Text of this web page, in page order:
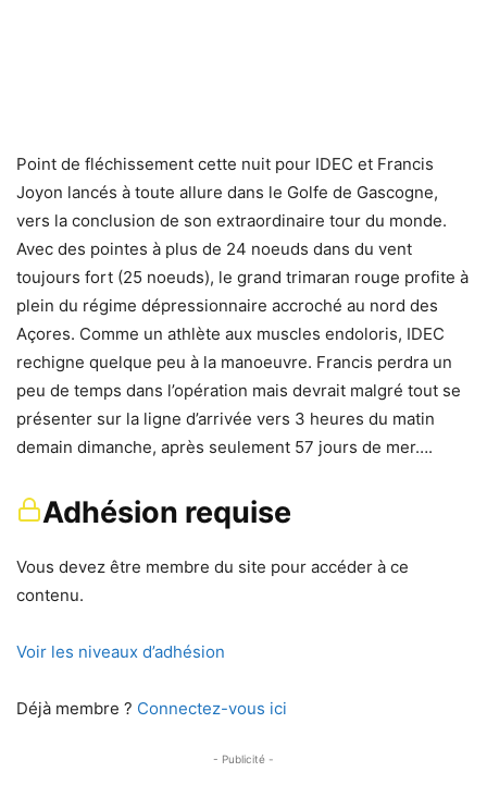
Point de fléchissement cette nuit pour IDEC et Francis
Joyon lancés à toute allure dans le Golfe de Gascogne,
vers la conclusion de son extraordinaire tour du monde.
Avec des pointes à plus de 24 noeuds dans du vent
toujours fort (25 noeuds), le grand trimaran rouge profite à
plein du régime dépressionnaire accroché au nord des
Açores. Comme un athlète aux muscles endoloris, IDEC
rechigne quelque peu à la manoeuvre. Francis perdra un
peu de temps dans l’opération mais devrait malgré tout se
présenter sur la ligne d’arrivée vers 3 heures du matin
demain dimanche, après seulement 57 jours de mer….
Adhésion requise
Vous devez être membre du site pour accéder à ce
contenu.
Voir les niveaux d’adhésion
Déjà membre ? Connectez-vous ici
- Publicité -